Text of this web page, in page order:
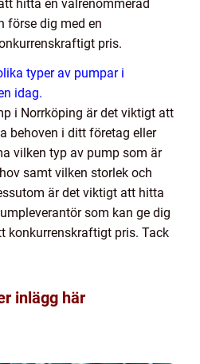
hitta en välrenommerad
förse dig med en
pris.
typer av pumpar i
idag.
i Norrköping är det viktigt att
behoven i ditt företag eller
vilken typ av pump som är
samt vilken storlek och
är det viktigt att hitta
som kan ge dig
konkurrenskraftigt pris. Tack
inlägg här